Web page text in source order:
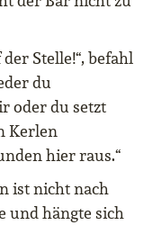
Stelle!“, befahl
du
oder du setzt
Kerlen
hier raus.“
ist nicht nach
und hängte sich